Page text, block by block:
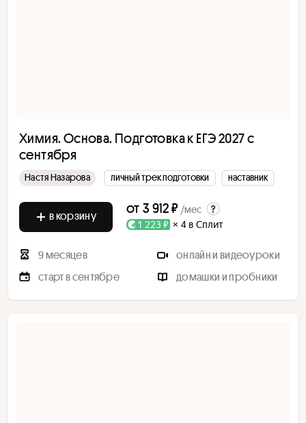
Химия. Основа. Подготовка к ЕГЭ 2027 с
сентября
Настя Назарова личный трек подготовки наставник
в корзину от 3 912 ₽ /мес
1 223 ₽ × 4 в Сплит
9 месяцев
онлайн и видеоуроки
старт в сентябре
домашки и пробники